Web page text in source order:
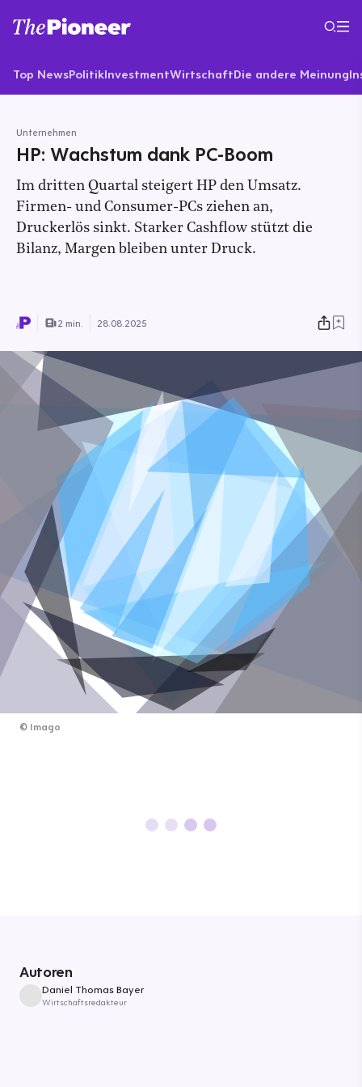
Top NewsPolitikInvestmentWirtschaftDie andere Meinung
Unternehmen
HP: Wachstum dank PC-Boom
Im dritten Quartal steigert HP den Umsatz.
Firmen- und Consumer-PCs ziehen an,
Druckerlös sinkt. Starker Cashflow stützt die
Bilanz, Margen bleiben unter Druck.
2 min. 28.08.2025
© Imago
Autoren
Daniel Thomas Bayer
Wirtschaftsredakteur